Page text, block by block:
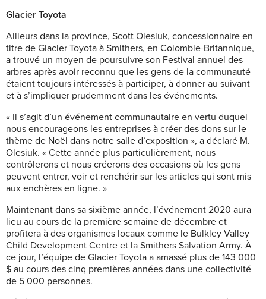
Glacier Toyota
Ailleurs dans la province, Scott Olesiuk, concessionnaire en
titre de Glacier Toyota à Smithers, en Colombie-Britannique,
a trouvé un moyen de poursuivre son Festival annuel des
arbres après avoir reconnu que les gens de la communauté
étaient toujours intéressés à participer, à donner au suivant
et à s’impliquer prudemment dans les événements.
« Il s’agit d’un événement communautaire en vertu duquel
nous encourageons les entreprises à créer des dons sur le
thème de Noël dans notre salle d’exposition », a déclaré M.
Olesiuk. « Cette année plus particulièrement, nous
contrôlerons et nous créerons des occasions où les gens
peuvent entrer, voir et renchérir sur les articles qui sont mis
aux enchères en ligne. »
Maintenant dans sa sixième année, l’événement 2020 aura
lieu au cours de la première semaine de décembre et
profitera à des organismes locaux comme le Bulkley Valley
Child Development Centre et la Smithers Salvation Army. À
ce jour, l’équipe de Glacier Toyota a amassé plus de 143 000
$ au cours des cinq premières années dans une collectivité
de 5 000 personnes.